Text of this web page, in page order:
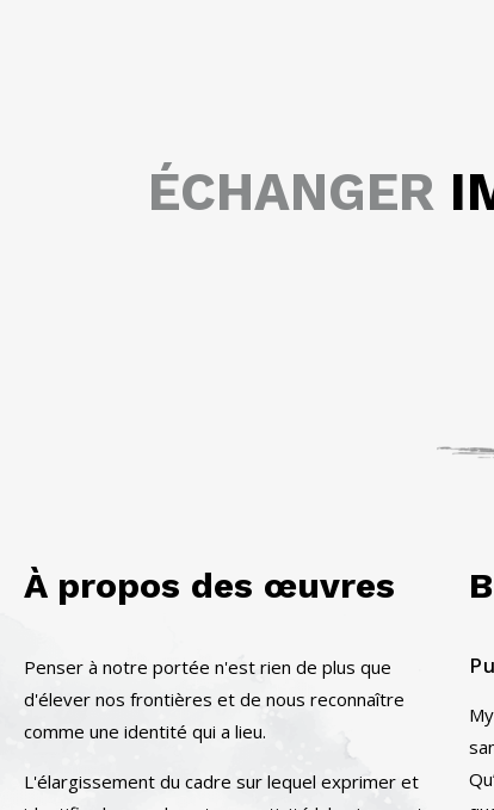
ÉCHANGER
À propos des œuvres
Penser à notre portée n'est rien de plus que
d'élever nos frontières et de nous reconnaître
comme une identité qui a lieu.
L'élargissement du cadre sur lequel exprimer et